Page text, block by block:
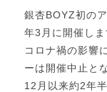
銀杏BOYZ初の
年3月に開催しま
コロナ禍の影響
ーは開催中止と
12月以来約2年